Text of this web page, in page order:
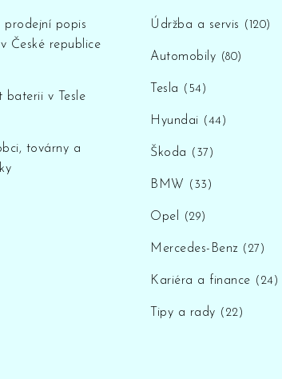
prodejní popis
České republice
baterii v Tesle
továrny a
Údržba a servis (120)
Automobily (80)
Tesla (54)
Hyundai (44)
Škoda (37)
BMW (33)
Opel (29)
Mercedes-Benz (27)
Kariéra a finance (24)
Tipy a rady (22)